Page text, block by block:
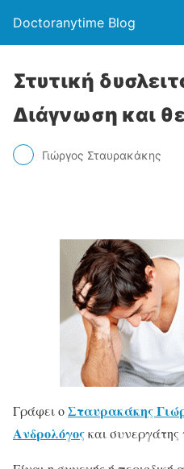
Doctoranytime Blog
Στυτική
Διάγνωση και
Γιώργος Σταυρακάκης
Γράφει οΣταυρακάκης
Ανδρολόγοςκαι συνεργάτης